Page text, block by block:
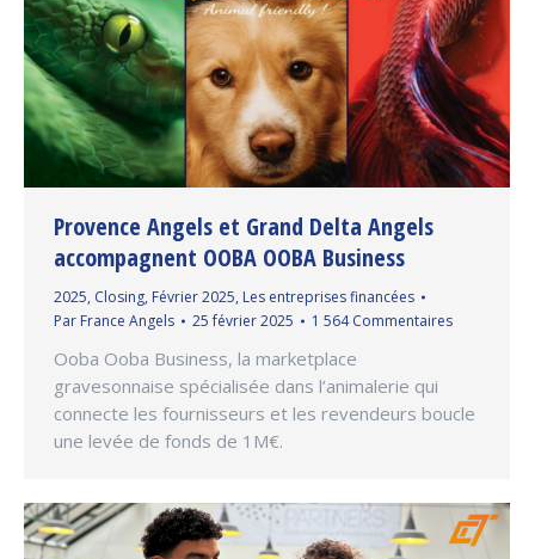
Provence Angels et Grand Delta Angels
accompagnent OOBA OOBA Business
2025, Closing, Février 2025, Les entreprises financées
Par France Angels 25 février 2025 1 564 Commentaires
Ooba Ooba Business, la marketplace
gravesonnaise spécialisée dans l’animalerie qui
connecte les fournisseurs et les revendeurs boucle
une levée de fonds de 1M€.